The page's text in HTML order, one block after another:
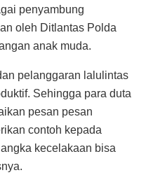
penyambung
oleh Ditlantas Polda
anak muda.
pelanggaran lalulintas
Sehingga para duta
pesan pesan
contoh kepada
kecelakaan bisa